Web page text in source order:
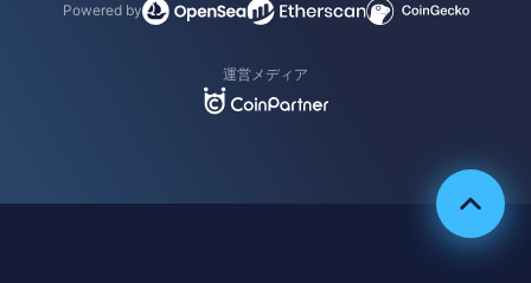
Powered by
運営メディア